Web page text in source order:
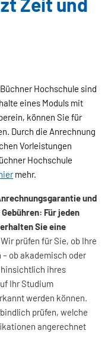
Hochschule sind
eines Moduls mit
können Sie für
Durch die Anrechnung
Vorleistungen
Hochschule
mehr.
und
Für jeden
Sie eine
Wir prüfen für Sie, ob Ihre
ob akademisch oder
ihres
Ihr Studium
werden können.
prüfen, welche
angerechnet